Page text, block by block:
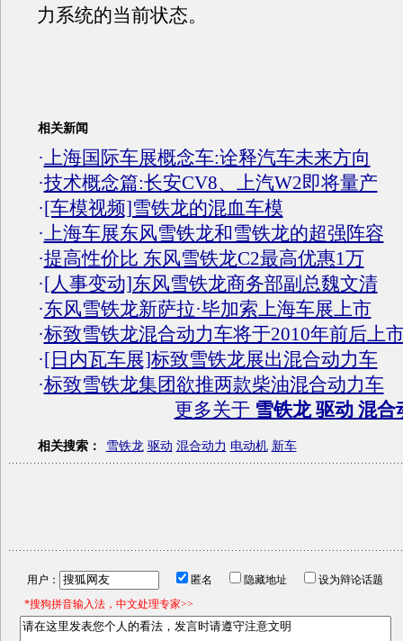
力系统的当前状态。
相关新闻
·上海国际车展概念车:诠释汽车未来方向
·技术概念篇:长安CV8、上汽W2即将量产
·[车模视频]雪铁龙的混血车模
·上海车展东风雪铁龙和雪铁龙的超强阵容
·提高性价比 东风雪铁龙C2最高优惠1万
·[人事变动]东风雪铁龙商务部副总魏文清
·东风雪铁龙新萨拉·毕加索上海车展上市
·标致雪铁龙混合动力车将于2010年前后上
·[日内瓦车展]标致雪铁龙展出混合动力车
·标致雪铁龙集团欲推两款柴油混合动力车
更多关于 雪铁龙 驱动 混合
相关搜索： 雪铁龙 驱动 混合动力 电动机 新车
用户： 匿名 隐藏地址
设为辩论话题
*搜狗拼音输入法，中文处理专家>>